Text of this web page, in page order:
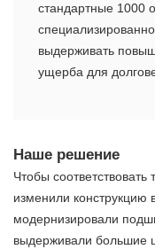
стандартные 1000
выдерживать
ущерба для
Наше решение
Чтобы
изменили конструкцию
модернизировали
выдерживали большие